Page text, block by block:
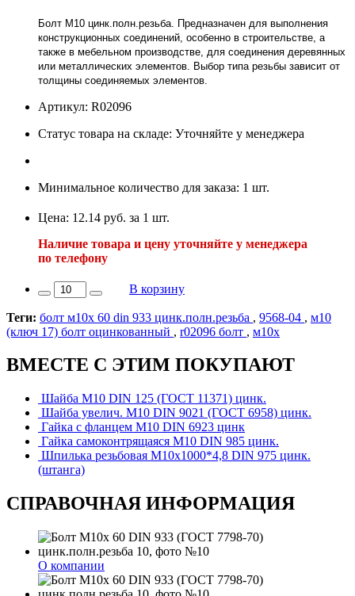
Болт М10 цинк.полн.резьба. Предназначен для выполнения
конструкционных соединений, особенно в строительстве, а
также в мебельном производстве, для соединения деревянных
или металлических элементов. Выбор типа резьбы зависит от
толщины соединяемых элементов.
Артикул: R02096
Статус товара на складе: Уточняйте у менеджера
Минимальное количество для заказа: 1 шт.
Цена: 12.14 руб. за 1 шт.
Наличие товара и цену уточняйте у менеджера
по телефону
В корзину
Теги: болт м10х 60 din 933 цинк.полн.резьба , 9568-04 , м10
(ключ 17) болт оцинкованный , r02096 болт , м10х
ВМЕСТЕ С ЭТИМ ПОКУПАЮТ
Шайба М10 DIN 125 (ГОСТ 11371) цинк.
Шайба увелич. М10 DIN 9021 (ГОСТ 6958) цинк.
Гайка с фланцем М10 DIN 6923 цинк
Гайка самоконтрящаяся М10 DIN 985 цинк.
Шпилька резьбовая М10х1000*4,8 DIN 975 цинк.
(штанга)
СПРАВОЧНАЯ ИНФОРМАЦИЯ
О компании